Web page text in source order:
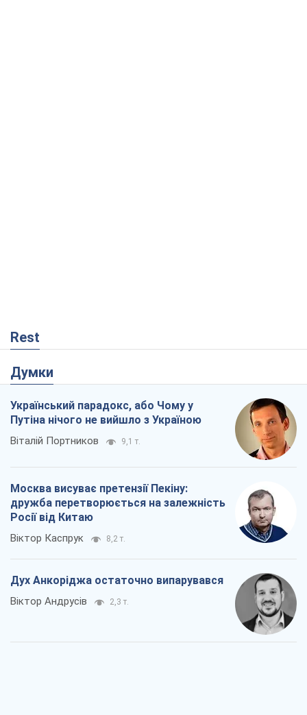
Rest
Думки
Український парадокс, або Чому у
Путіна нічого не вийшло з Україною
Віталій Портников 9,1 т.
Москва висуває претензії Пекіну:
дружба перетворюється на залежність
Росії від Китаю
Віктор Каспрук 8,2 т.
Дух Анкоріджа остаточно випарувався
Віктор Андрусів 2,3 т.